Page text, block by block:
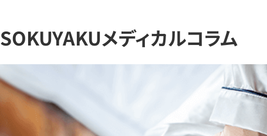
SOKUYAKUメディカルコラム